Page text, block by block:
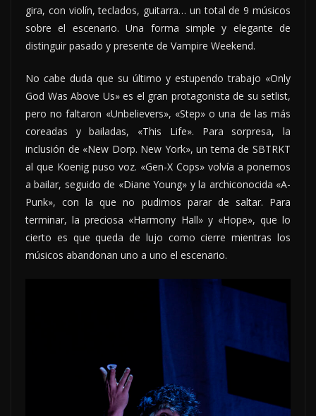
gira, con violín, teclados, guitarra… un total de 9 músicos
sobre el escenario. Una forma simple y elegante de
distinguir pasado y presente de Vampire Weekend.
No cabe duda que su último y estupendo trabajo «Only
God Was Above Us» es el gran protagonista de su setlist,
pero no faltaron «Unbelievers», «Step» o una de las más
coreadas y bailadas, «This Life». Para sorpresa, la
inclusión de «New Dorp. New York», un tema de SBTRKT
al que Koenig puso voz. «Gen-X Cops» volvía a ponernos
a bailar, seguido de «Diane Young» y la archiconocida «A-
Punk», con la que no pudimos parar de saltar. Para
terminar, la preciosa «Harmony Hall» y «Hope», que lo
cierto es que queda de lujo como cierre mientras los
músicos abandonan uno a uno el escenario.